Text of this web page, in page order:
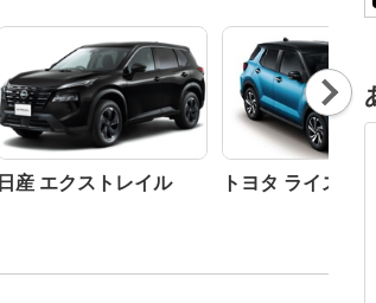
日産 エクストレイル トヨタ ライズ
Nex
t